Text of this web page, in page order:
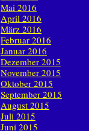
Mai 2016
April 2016
März 2016
Februar 2016
Januar 2016
Dezember 2015
November 2015
Oktober 2015
September 2015
August 2015
Juli 2015
Juni 2015